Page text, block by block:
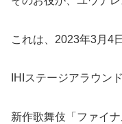
これは、2023年3月4
IHIステージアラウン
新作歌舞伎「ファイ